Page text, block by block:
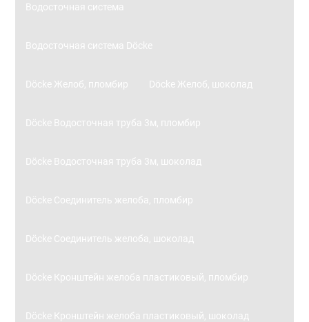
Водосточная система
Водосточная система Döcke
Döcke Желоб, пломбир Döcke Желоб, шоколад
Döcke Водосточная труба 3м, пломбир
Döcke Водосточная труба 3м, шоколад
Döcke Соединитель желоба, пломбир
Döcke Соединитель желоба, шоколад
Döcke Кронштейн желоба пластиковый, пломбир
Döcke Кронштейн желоба пластиковый, шоколад